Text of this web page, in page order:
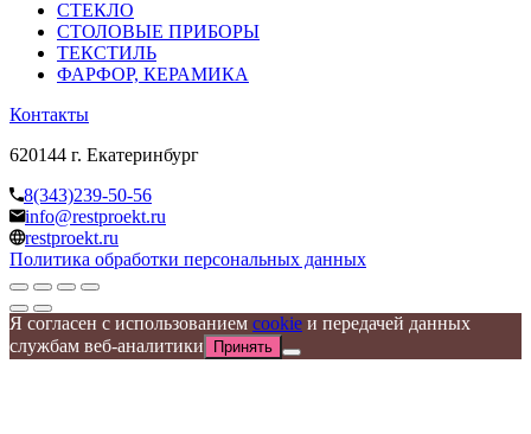
СТЕКЛО
СТОЛОВЫЕ ПРИБОРЫ
ТЕКСТИЛЬ
ФАРФОР, КЕРАМИКА
Контакты
620144 г. Екатеринбург
8(343)239-50-56
info@restproekt.ru
restproekt.ru
Политика обработки персональных данных
Я согласен с использованием cookie и передачей данных
службам веб-аналитики
Принять